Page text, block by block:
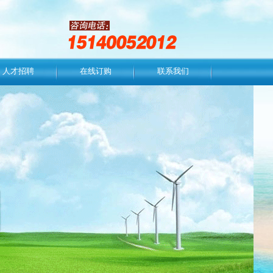
人才招聘 在线订购 联系我们